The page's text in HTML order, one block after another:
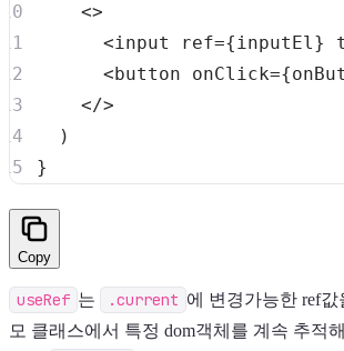
<>
<input ref={inputEl}
<button onClick={
</>
)
}
Copy
useRef 는 .current 에 변경가능한 ref
모 클래스에서 특정 dom객체를 계속 추적